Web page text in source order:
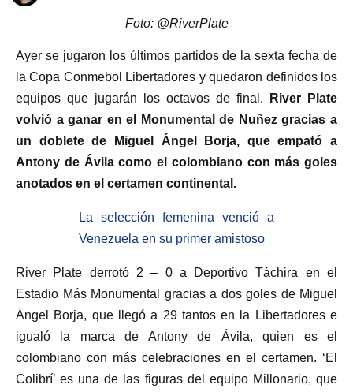
Foto: @RiverPlate
Ayer se jugaron los últimos partidos de la sexta fecha de
la Copa Conmebol Libertadores y quedaron definidos los
equipos que jugarán los octavos de final.
River Plate
volvió a ganar en el Monumental de Nuñez gracias a
un doblete de Miguel Ángel Borja, que empató a
Antony de Ávila como el colombiano con más goles
anotados en el certamen continental.
La selección femenina venció a
Venezuela en su primer amistoso
River Plate derrotó 2 – 0 a Deportivo Táchira en el
Estadio Más Monumental gracias a dos goles de Miguel
Ángel Borja, que llegó a 29 tantos en la Libertadores e
igualó la marca de Antony de Ávila, quien es el
colombiano con más celebraciones en el certamen. ‘El
Colibrí’ es una de las figuras del equipo Millonario, que